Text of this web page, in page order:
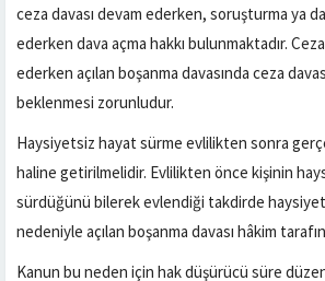
ceza davası devam ederken, soruşturma ya
ederken dava açma hakkı bulunmaktadır.
ederken açılan boşanma davasında ceza
beklenmesi zorunludur.
Haysiyetsiz hayat sürme evlilikten sonra
haline getirilmelidir. Evlilikten önce kişinin
sürdüğünü bilerek evlendiği takdirde
nedeniyle açılan boşanma davası hâkim
Kanun bu neden için hak düşürücü süre